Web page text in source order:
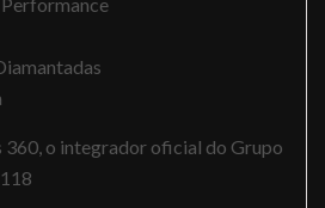
360, o integrador oficial do Grupo